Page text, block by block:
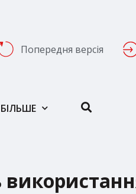
Попередня версія
БІЛЬШЕ